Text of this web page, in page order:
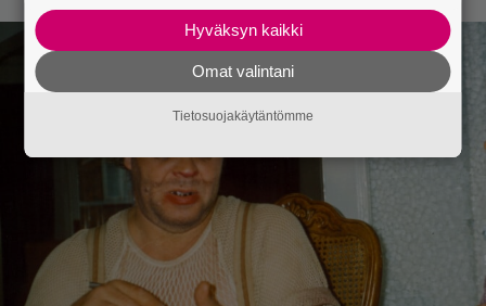
Hyväksyn kaikki
Omat valintani
Tietosuojakäytäntömme